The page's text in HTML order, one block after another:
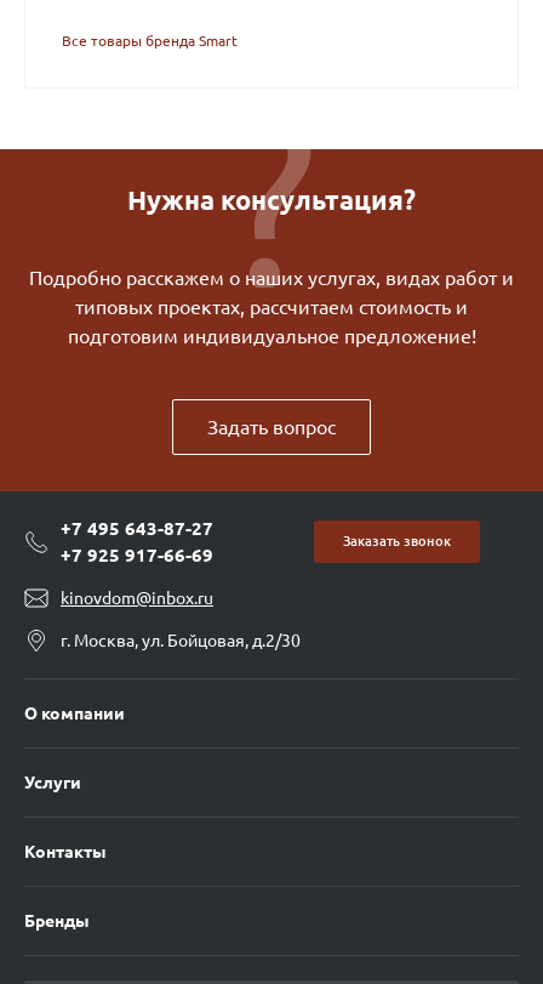
Все товары бренда Smart
Нужна консультация?
Подробно расскажем о наших услугах, видах работ и
типовых проектах, рассчитаем стоимость и
подготовим индивидуальное предложение!
Задать вопрос
+7 495 643-87-27
+7 925 917-66-69
Заказать звонок
kinovdom@inbox.ru
г. Москва, ул. Бойцовая, д.2/30
О компании
Услуги
Контакты
Бренды